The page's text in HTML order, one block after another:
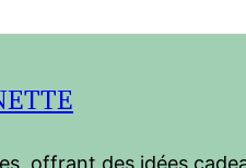
offrant des idées